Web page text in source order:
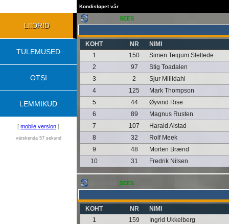
Kondisløpet vår
LIIDRID
TULEMUSED
OTSI
LEMMIKUD
[ mobile version ]
värskenda 57 sekund
SEES
KOHT NR
NIMI
1
150
Simen Teigum Slettede
2
97
Stig Toadalen
3
2
Sjur Millidahl
4
125
Mark Thompson
5
44
Øyvind Rise
6
89
Magnus Rusten
7
107
Harald Alstad
8
32
Rolf Meek
9
48
Morten Brænd
10
31 Fredrik Nilsen
SEES
KOHT NR
NIMI
1
159
Ingrid Ukkelberg